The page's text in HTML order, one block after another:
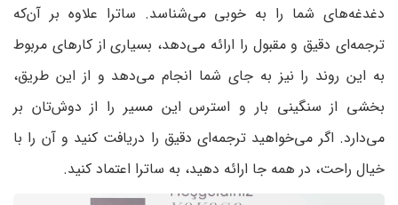
دغدغه‌های شما را به خوبی می‌شناسد. ساترا علاوه بر آن‌که
ترجمه‌ای دقیق و مقبول را ارائه می‌دهد، بسیاری از کارهای مربوط
به این روند را نیز به جای شما انجام می‌دهد و از این طریق،
بخشی از سنگینی بار و استرس این مسیر را از دوش‌تان بر
می‌دارد. اگر می‌خواهید ترجمه‌ای دقیق را دریافت کنید و آن را با
خیال راحت، در همه جا ارائه دهید، به ساترا اعتماد کنید.